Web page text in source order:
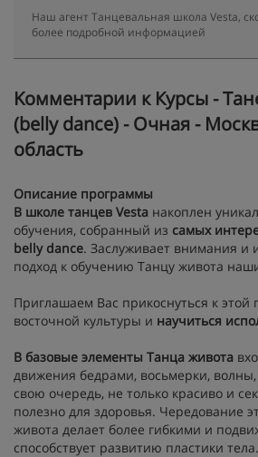
Наш агент Танцевальная школа Vesta,
более подробной информацией
Kомментарии к Курсы -
(belly dance) - Очная -
область
Описание программы
В школе танцев Vesta накоплен
обучения, собранный из самых
belly dance. Заслуживает внимания и
подход к обучению Танцу живота
Приглашаем Вас прикоснуться к
восточной культуры и научиться
В базовые элементы Танца живота
движения бедрами, восьмерки, волны,
свою очередь, не только красиво и
полезно для здоровья. Чередование
живота делает более гибкими и
способствует развитию пластики тела.